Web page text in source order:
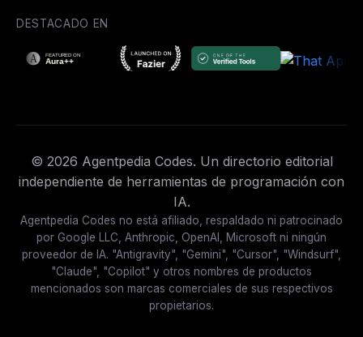
DESTACADO EN
© 2026 Agentpedia Codes. Un directorio editorial
independiente de herramientas de programación con
IA.
Agentpedia Codes no está afiliado, respaldado ni patrocinado
por Google LLC, Anthropic, OpenAI, Microsoft ni ningún
proveedor de IA. "Antigravity", "Gemini", "Cursor", "Windsurf",
"Claude", "Copilot" y otros nombres de productos
mencionados son marcas comerciales de sus respectivos
propietarios.